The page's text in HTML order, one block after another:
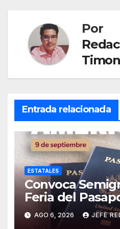
Por
Entrada relacionada
ESTATALES
Convoca
Feria del
AGO 6, 2026 JEFE